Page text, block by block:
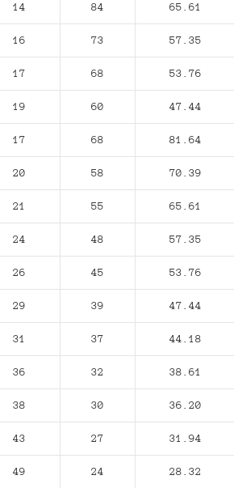
14 84 65.61
16 73 57.35
17 68 53.76
19 60 47.44
17 68 81.64
20 58 70.39
21 55 65.61
24 48 57.35
26 45 53.76
29 39 47.44
31 37 44.18
36 32 38.61
38 30 36.20
43 27 31.94
49 24 28.32